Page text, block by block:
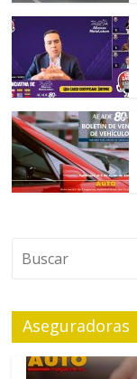
Aseguradoras